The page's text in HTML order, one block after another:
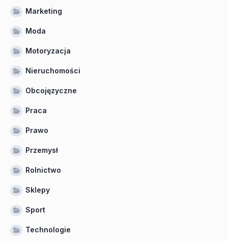
Marketing
Moda
Motoryzacja
Nieruchomości
Obcojęzyczne
Praca
Prawo
Przemysł
Rolnictwo
Sklepy
Sport
Technologie